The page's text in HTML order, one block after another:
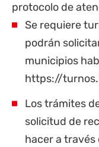
protocolo de
Se requiere
podrán
municipios
https://
Los trámites
solicitud de
hacer a